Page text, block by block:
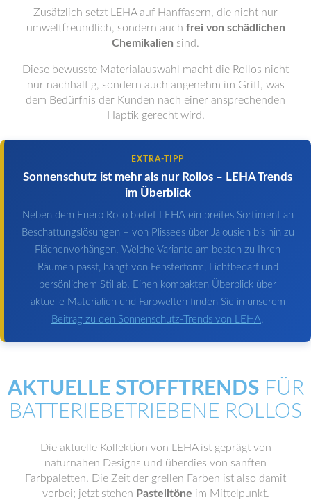
Zusätzlich setzt LEHA auf Hanffasern, die nicht nur
umweltfreundlich, sondern auch frei von schädlichen
Chemikalien sind.
Diese bewusste Materialauswahl macht die Rollos nicht
nur nachhaltig, sondern auch angenehm im Griff, was
dem Bedürfnis der Kunden nach einer ansprechenden
Haptik gerecht wird.
EXTRA-TIPP
Sonnenschutz ist mehr als nur Rollos – LEHA Trends
im Überblick
Neben dem Enero Rollo bietet LEHA ein breites Sortiment an
Beschattungslösungen – von Plissees über Jalousien bis hin zu
Flächenvorhängen. Welche Variante am besten zu Ihren
Räumen passt, hängt von Fensterform, Lichtbedarf und
persönlichem Stil ab. Einen kompakten Überblick über
aktuelle Materialien und Farbwelten finden Sie in unserem
Beitrag zu den Sonnenschutz-Trends von LEHA.
AKTUELLE STOFFTRENDSFÜR
BATTERIEBETRIEBENE ROLLOS
Die aktuelle Kollektion von LEHA ist geprägt von
naturnahen Designs und überdies von sanften
Farbpaletten. Die Zeit der grellen Farben ist also damit
vorbei; jetzt stehen Pastelltöne im Mittelpunkt.